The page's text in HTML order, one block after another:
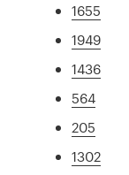
1655
1949
1436
564
205
1302